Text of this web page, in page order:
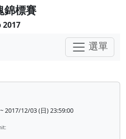
錦標賽
選單
2017/12/03 (日) 23:59:00